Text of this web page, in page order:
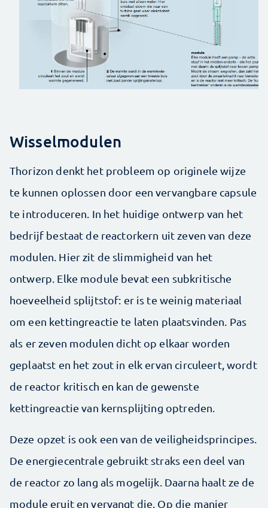
Wisselmodulen
Thorizon denkt het probleem op originele wijze
te kunnen oplossen door een vervangbare capsule
te introduceren. In het huidige ontwerp van het
bedrijf bestaat de reactorkern uit zeven van deze
modulen. Hier zit de slimmigheid van het
ontwerp. Elke module bevat een subkritische
hoeveelheid splijtstof: er is te weinig materiaal
om een kettingreactie te laten plaatsvinden. Pas
als er zeven modulen dicht op elkaar worden
geplaatst en het zout in elk ervan circuleert, wordt
de reactor kritisch en kan de gewenste
kettingreactie van kernsplijting optreden.
Deze opzet is ook een van de veiligheidsprincipes.
De energiecentrale gebruikt straks een deel van
de reactor zo lang als mogelijk. Daarna haalt ze de
module eruit en vervangt die. Op die manier